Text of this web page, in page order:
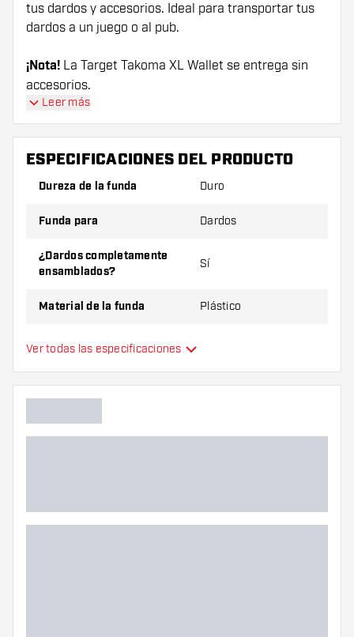
tus dardos y accesorios. Ideal para transportar tus
dardos a un juego o al pub.
¡Nota! La Target Takoma XL Wallet se entrega sin
accesorios.
Leer más
ESPECIFICACIONES DEL PRODUCTO
Dureza de la funda Duro
Funda para Dardos
¿Dardos completamente
ensamblados?
Sí
Material de la funda Plástico
Tamaño/ cantidad de dardos
Color principal
Ver todas las especificaciones